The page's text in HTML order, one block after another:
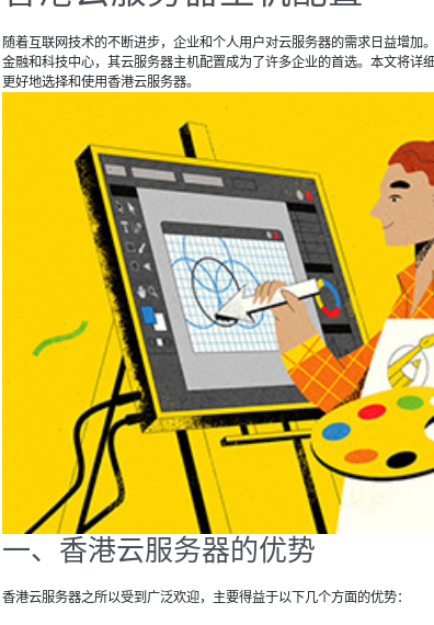
随着互联网技术的不断进步，企业和个人用户对云服务器的需求日益增加
金融和科技中心，其云服务器主机配置成为了许多企业的首选。本文将详
更好地选择和使用香港云服务器。
一、香港云服务器的优势
香港云服务器之所以受到广泛欢迎，主要得益于以下几个方面的优势：